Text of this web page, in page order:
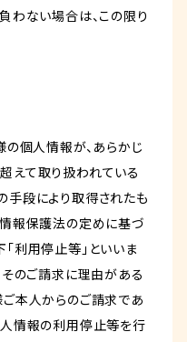
わない場合は、この限り
の個人情報が、あらかじ
えて取り扱われている
手段により取得されたも
報保護法の定めに基づ
利用停止等」といいま
そのご請求に理由がある
本人からのご請求であ
人情報の利用停止等を行